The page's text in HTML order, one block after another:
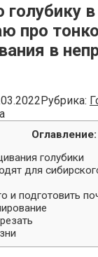
про
в
Рубрика:
Оглавление:
голубики
для
и подготовить